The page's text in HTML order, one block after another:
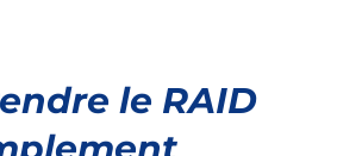
le RAID